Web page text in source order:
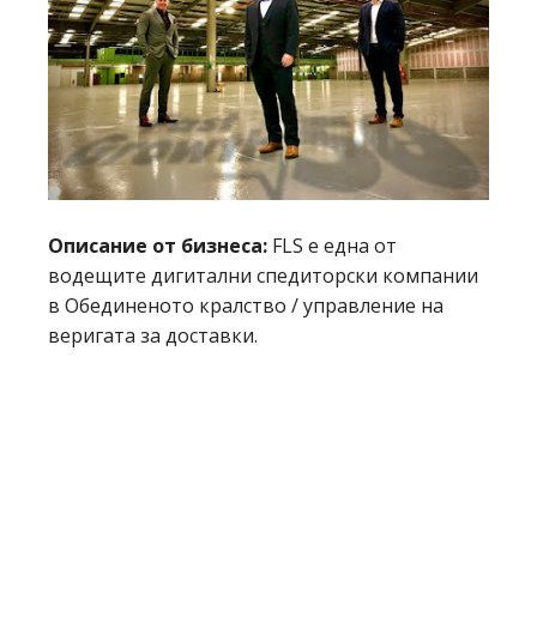
Описание от бизнеса: FLS е една от
водещите дигитални спедиторски компании
в Обединеното кралство / управление на
веригата за доставки.